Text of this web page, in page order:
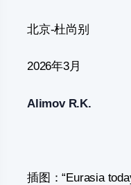
北京-杜尚别
2026年3月
Alimov R.K.
插图：“Eurasia